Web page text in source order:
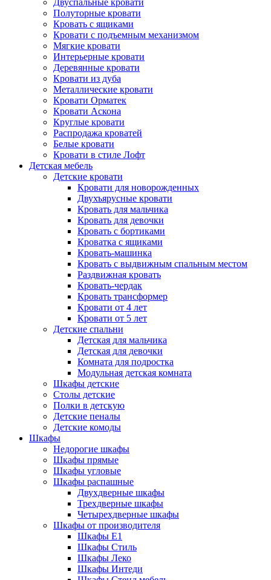
Двуспальные кровати
Полуторные кровати
Кровать с ящиками
Кровати с подъемным механизмом
Мягкие кровати
Интерьерные кровати
Деревянные кровати
Кровати из дуба
Металлические кровати
Кровати Орматек
Кровати Аскона
Круглые кровати
Распродажа кроватей
Белые кровати
Кровати в стиле Лофт
Детская мебель
Детские кровати
Кровати для новорожденных
Двухъярусные кровати
Кровать для мальчика
Кровать для девочки
Кровать с бортиками
Кроватка с ящиками
Кровать-машинка
Кровать с выдвижным спальным местом
Раздвижная кровать
Кровать-чердак
Кровать трансформер
Кровати от 4 лет
Кровати от 5 лет
Детские спальни
Детская для мальчика
Детская для девочки
Комната для подростка
Модульная детская комната
Шкафы детские
Столы детские
Полки в детскую
Детские пеналы
Детские комоды
Шкафы
Недорогие шкафы
Шкафы прямые
Шкафы угловые
Шкафы распашные
Двухдверные шкафы
Трехдверные шкафы
Четырехдверные шкафы
Шкафы от производителя
Шкафы E1
Шкафы Стиль
Шкафы Леко
Шкафы Интеди